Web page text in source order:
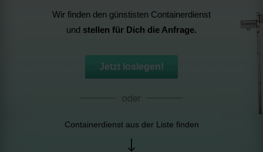
Wir finden den günstisten Containerdienst
und stellen für Dich die Anfrage.
Jetzt loslegen!
Containerdienst aus der Liste finden